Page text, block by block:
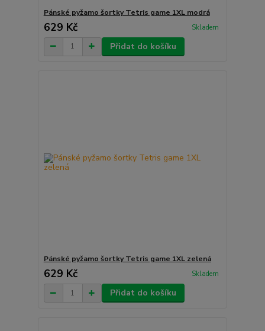
Pánské pyžamo šortky Tetris game 1XL modrá
629 Kč Skladem
Přidat do košíku
Pánské pyžamo šortky Tetris game 1XL zelená
629 Kč Skladem
Přidat do košíku